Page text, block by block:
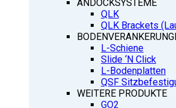
ANDOCKSYSTEME
QLK
QLK Brackets
L-Schiene
Slide ‘N Click
L-Bodenplatten
QSF
WEITERE PRODUKTE
GO2